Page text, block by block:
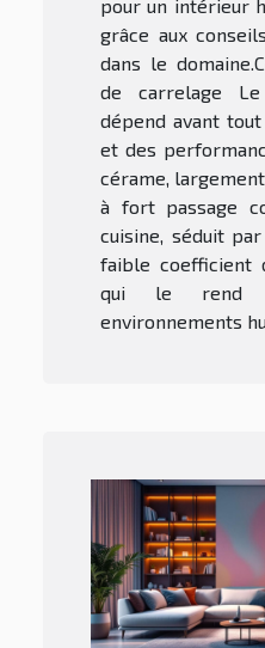
pour un intérieur
grâce aux
dans le
de carrelage
dépend avant
et des
cérame,
à fort passage
cuisine, séduit
faible coefficient
qui le rend
environnements